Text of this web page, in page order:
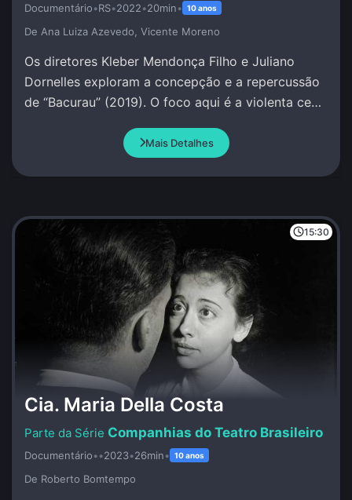
Documentário•RS•2022•20min• 10 anos
De Ana Luiza Azevedo, Vicente Moreno
Os diretores Kleber Mendonça Filho e Juliano
Dornelles exploram a concepção e a repercussão
de “Bacurau” (2019). O foco aqui é a violenta cena
Mais Detalhes
15:30
Cia. Maria Della Costa
Companhias do Teatro Brasileiro
Documentário••2023•26min• 10 anos
De Roberto Bomtempo